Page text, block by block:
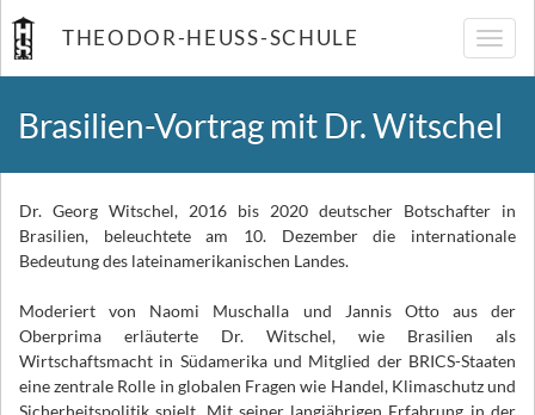
THEODOR-HEUSS-SCHULE
Brasilien-Vortrag mit Dr. Witschel
Dr. Georg Witschel, 2016 bis 2020 deutscher Botschafter in
Brasilien, beleuchtete am 10. Dezember die internationale
Bedeutung des lateinamerikanischen Landes.
Moderiert von Naomi Muschalla und Jannis Otto aus der
Oberprima erläuterte Dr. Witschel, wie Brasilien als
Wirtschaftsmacht in Südamerika und Mitglied der BRICS-Staaten
eine zentrale Rolle in globalen Fragen wie Handel, Klimaschutz und